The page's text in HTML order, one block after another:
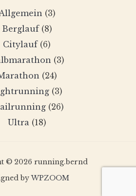
(3)
Berglauf(8)
Citylauf(6)
(3)
(24)
(3)
(26)
Ultra(18)
© 2026 running.bernd
byWPZOOM